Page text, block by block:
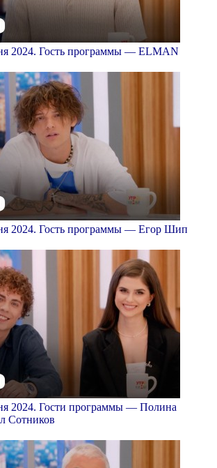
2024. Гость программы — ELMAN
2024. Гость программы — Егор Шип
2024. Гости программы — Полина
Сотников